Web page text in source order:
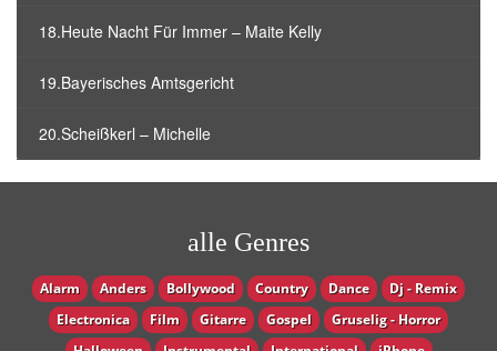
18.Heute Nacht Für Immer – Maite Kelly
19.Bayerisches Amtsgericht
20.Scheißkerl – Michelle
alle Genres
Alarm Anders Bollywood Country Dance
Dj - Remix
Electronica
Film Gitarre Gospel
Gruselig - Horror